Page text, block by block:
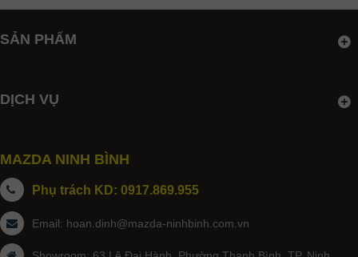
SẢN PHẨM
DỊCH VỤ
MAZDA NINH BÌNH
Phụ trách KD: 0917.869.955
Email: hoan.dinh@mazda-ninhbinh.com.vn